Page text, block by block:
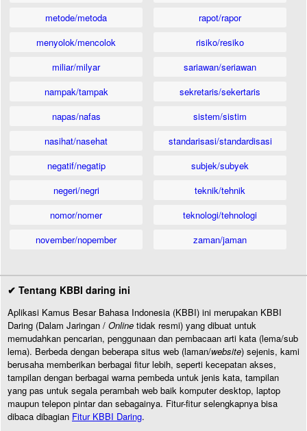
metode/metoda
menyolok/mencolok
miliar/milyar
nampak/tampak
napas/nafas
nasihat/nasehat
negatif/negatip
negeri/negri
nomor/nomer
november/nopember
rapot/rapor
risiko/resiko
sariawan/seriawan
sekretaris/sekertaris
sistem/sistim
standarisasi/standardisasi
subjek/subyek
teknik/tehnik
teknologi/tehnologi
zaman/jaman
✔ Tentang KBBI daring ini
Aplikasi Kamus Besar Bahasa Indonesia (KBBI) ini merupakan KBBI
Daring (Dalam Jaringan / Online tidak resmi) yang dibuat untuk
memudahkan pencarian, penggunaan dan pembacaan arti kata (lema/sub
lema). Berbeda dengan beberapa situs web (laman/website) sejenis, kami
berusaha memberikan berbagai fitur lebih, seperti kecepatan akses,
tampilan dengan berbagai warna pembeda untuk jenis kata, tampilan
yang pas untuk segala perambah web baik komputer desktop, laptop
maupun telepon pintar dan sebagainya. Fitur-fitur selengkapnya bisa
dibaca dibagian Fitur KBBI Daring.